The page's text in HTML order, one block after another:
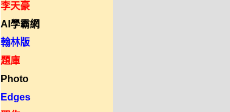
李天豪
AI學霸網
翰林版
題庫
Photo
Edges